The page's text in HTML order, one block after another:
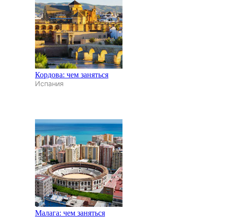
Кордова: чем заняться
Испания
Малага: чем заняться